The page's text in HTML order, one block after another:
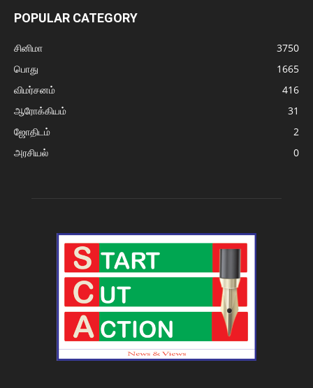
POPULAR CATEGORY
சினிமா
3750
பொது
1665
விமர்சனம்
416
ஆரோக்கியம்
31
ஜோதிடம்
2
அரசியல்
0